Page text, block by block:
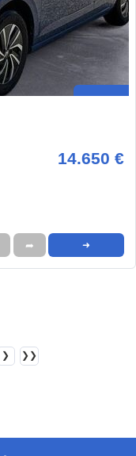
14.650 €
➦ ➜
❯ ❯❯